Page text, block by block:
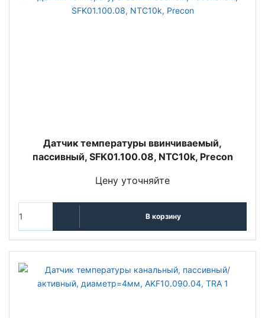
Датчик температуры ввинчиваемый,
пассивный, SFK01.100.08, NTC10k, Precon
Цену уточняйте
В корзину